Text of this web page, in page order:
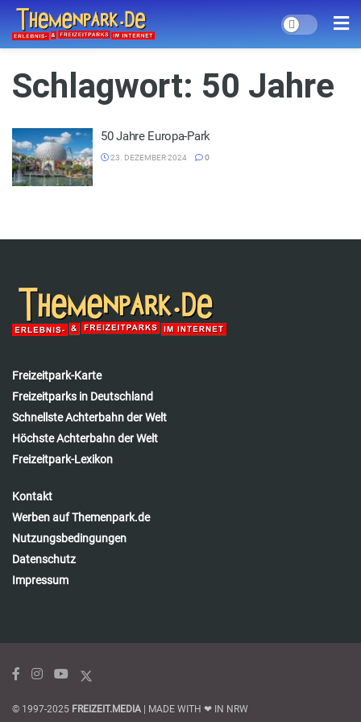
Schlagwort: 50 Jahre
50 Jahre Europa-Park
23. DEZEMBER 2024 0
Freizeitpark-Karte
Freizeitparks in Deutschland
Schnellste Achterbahn der Welt
Höchste Achterbahn der Welt
Freizeitpark-Lexikon
Kontakt
Werben auf Themenpark.de
Nutzungsbedingungen
Datenschutz
Impressum
© 1997-2025 FREIZEIT.MEDIA | MADE WITH ❤ IN NRW